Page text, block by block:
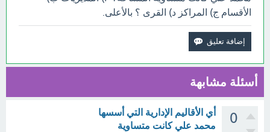
الأقسام ج) المراكز د) القرى ؟ بالأعلى.
أسئلة مشابهة
0
أي الأقاليم الإدارية التي أسسها
محمد علي كانت متساوية